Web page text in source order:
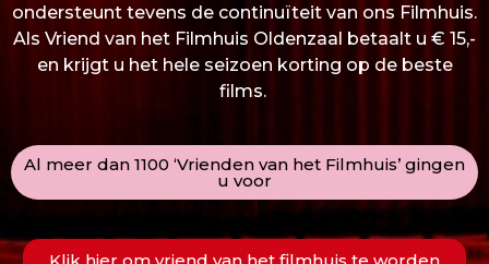
ondersteunt tevens de continuïteit van ons Filmhuis.
Als Vriend van het Filmhuis Oldenzaal betaalt u € 15,-
en krijgt u het hele seizoen korting op de beste
films.
Al meer dan 1100 ‘Vrienden van het Filmhuis’ gingen
u voor
Klik hier om vriend van het filmhuis te worden